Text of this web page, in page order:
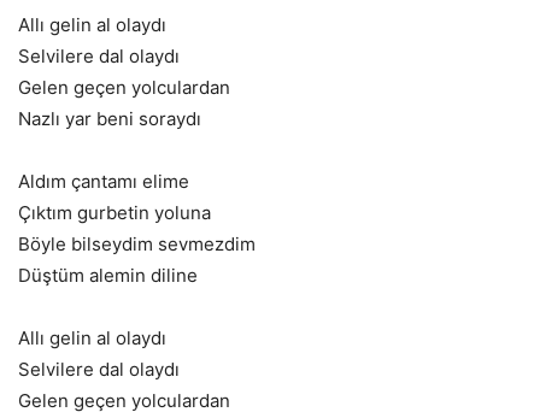
Allı gelin al olaydı
Selvilere dal olaydı
Gelen geçen yolculardan
Nazlı yar beni soraydı
Aldım çantamı elime
Çıktım gurbetin yoluna
Böyle bilseydim sevmezdim
Düştüm alemin diline
Allı gelin al olaydı
Selvilere dal olaydı
Gelen geçen yolculardan